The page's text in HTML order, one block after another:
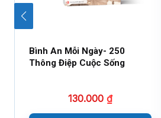
Bình An Mỗi Ngày- 250
Thông Điệp Cuộc Sống
130.000 ₫